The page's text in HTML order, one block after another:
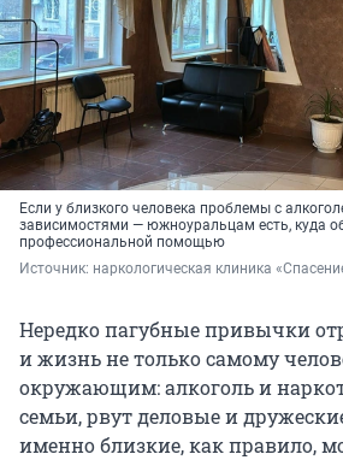
Если у близкого человека проблемы с
зависимостями — южноуральцам есть, куда
профессиональной помощью
Источник: наркологическая клиника
Нередко пагубные привычки
и жизнь не только самому
окружающим: алкоголь и
семьи, рвут деловые и
именно близкие, как правило,